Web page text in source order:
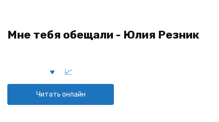
Мне тебя обещали - Юлия Резник
Читать онлайн